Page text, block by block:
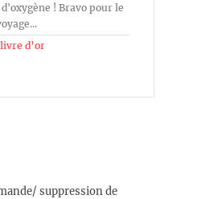
! Bravo pour le
d’or
suppression de